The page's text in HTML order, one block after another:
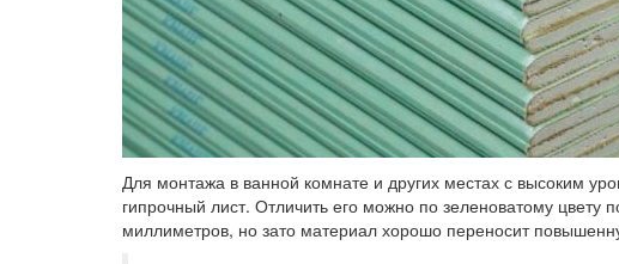
Для монтажа в ванной комнате и других местах с высоким
гипрочный лист. Отличить его можно по зеленоватому цвету
миллиметров, но зато материал хорошо переносит